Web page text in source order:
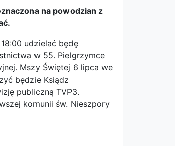
na powodzian z
udzielać będę
w 55. Pielgrzymce
Mszy Świętej 6 lipca we
będzie Ksiądz
publiczną TVP3.
komunii św. Nieszpory